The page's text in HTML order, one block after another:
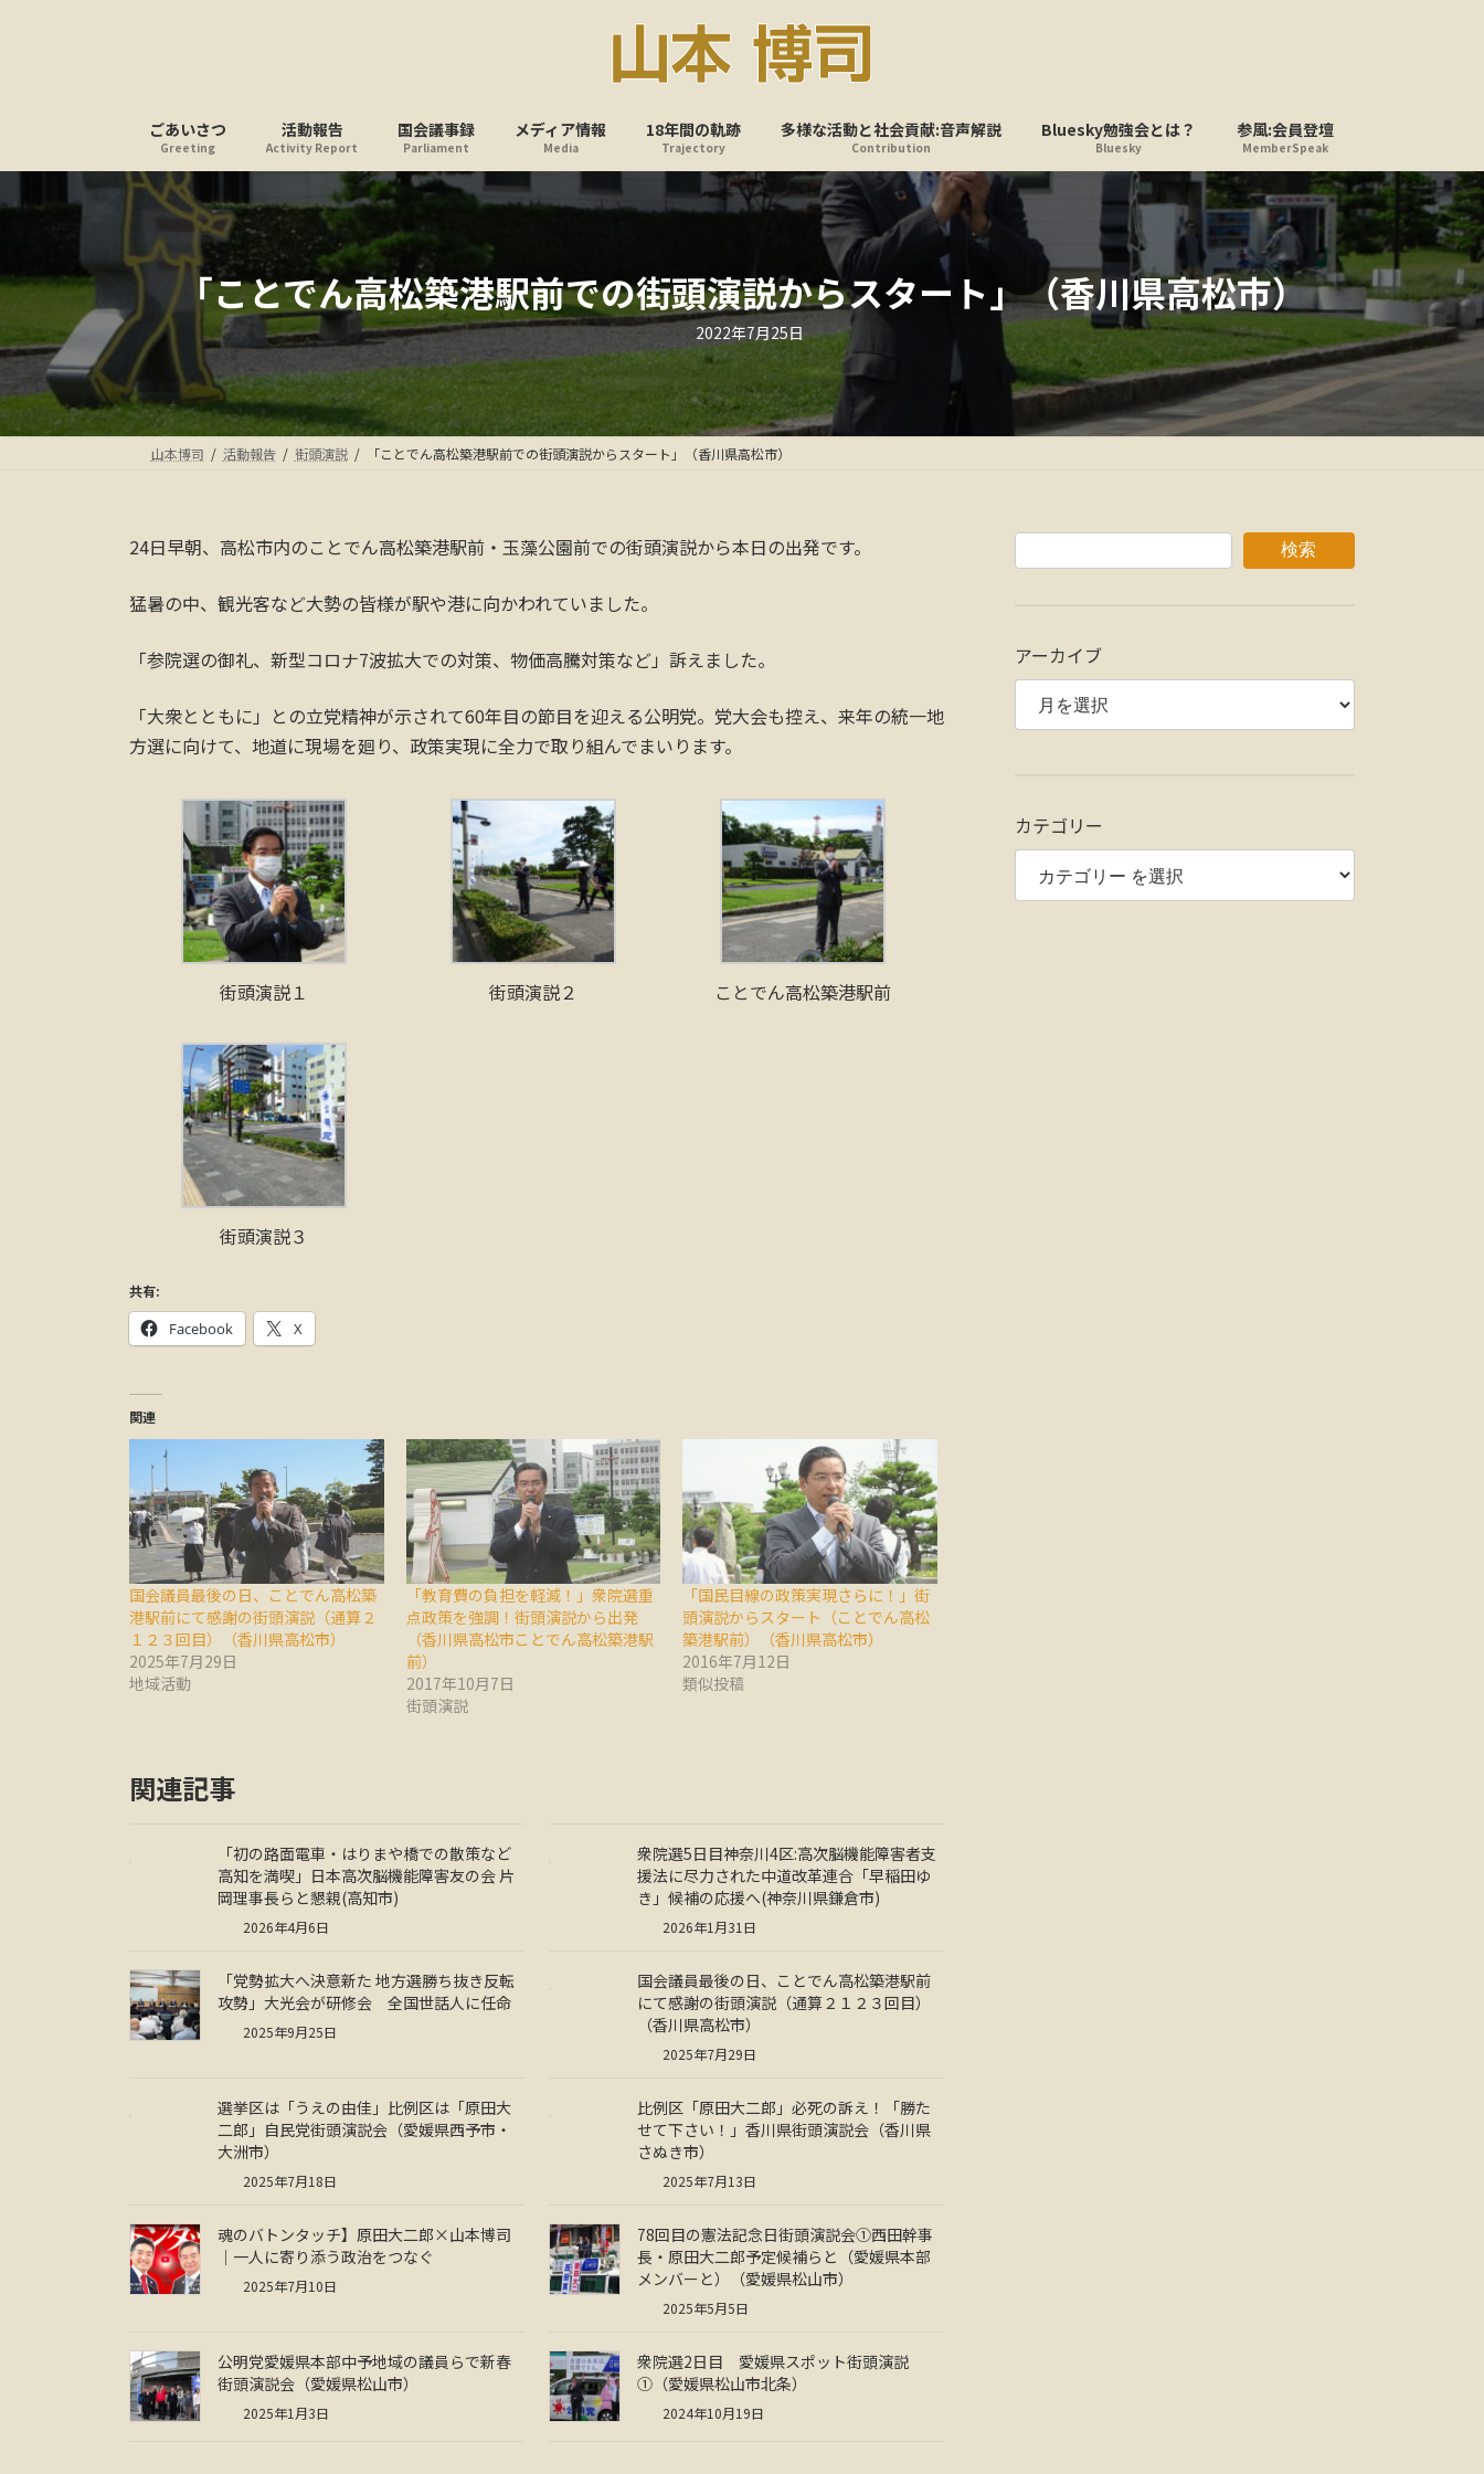
ス
キ
ン
に
ごあいさつ
Greeting
活動報告
Activity Report
国会議事録
Parliament
メディア情報
Media
18年間の軌跡
Trajectory
多様な活動と社会貢献:音声解説
Contribution
Bluesky勉強会とは？
Bluesky
参風:会員登壇
MemberSpeak
「ことでん高松築港駅前での街頭演説からスタート」（香川県高松市）
最
終
更
日
時
2022年7月25日
山本博司 活動報告 街頭演説 「ことでん高松築港駅前での街頭演説からスタート」（香川県高松市）
24日早朝、高松市内のことでん高松築港駅前・玉藻公園前での街頭演説から本日の出発です。
猛暑の中、観光客など大勢の皆様が駅や港に向かわれていました。
「参院選の御礼、新型コロナ7波拡大での対策、物価高騰対策など」訴えました。
「大衆とともに」との立党精神が示されて60年目の節目を迎える公明党。党大会も控え、来年の統一地
方選に向けて、地道に現場を廻り、政策実現に全力で取り組んでまいります。
街頭演説１ 街頭演説２ ことでん高松築港駅前
街頭演説３
共有:
Facebook X
関連
国会議員最後の日、ことでん高松築
港駅前にて感謝の街頭演説（通算２
１２３回目）（香川県高松市）
2025年7月29日
地域活動
「教育費の負担を軽減！」衆院選重
点政策を強調！街頭演説から出発
（香川県高松市ことでん高松築港駅
前）
2017年10月7日
街頭演説
「国民目線の政策実現さらに！」街
頭演説からスタート（ことでん高松
築港駅前）（香川県高松市）
2016年7月12日
類似投稿
関連記事
「初の路面電車・はりまや橋での散策など
高知を満喫」日本高次脳機能障害友の会 片
岡理事長らと懇親(高知市)
2026年4月6日
衆院選5日目神奈川4区:高次脳機能障害者支
援法に尽力された中道改革連合「早稲田ゆ
き」候補の応援へ(神奈川県鎌倉市)
2026年1月31日
「党勢拡大へ決意新た 地方選勝ち抜き反転
攻勢」大光会が研修会 全国世話人に任命
2025年9月25日
国会議員最後の日、ことでん高松築港駅前
にて感謝の街頭演説（通算２１２３回目）
（香川県高松市）
2025年7月29日
選挙区は「うえの由佳」比例区は「原田大
二郎」自民党街頭演説会（愛媛県西予市・
大洲市）
2025年7月18日
比例区「原田大二郎」必死の訴え！「勝た
せて下さい！」香川県街頭演説会（香川県
さぬき市）
2025年7月13日
魂のバトンタッチ】原田大二郎×山本博司
｜一人に寄り添う政治をつなぐ
2025年7月10日
78回目の憲法記念日街頭演説会①西田幹事
長・原田大二郎予定候補らと（愛媛県本部
メンバーと）（愛媛県松山市）
2025年5月5日
公明党愛媛県本部中予地域の議員らで新春
街頭演説会（愛媛県松山市）
2025年1月3日
衆院選2日目 愛媛県スポット街頭演説
①（愛媛県松山市北条）
2024年10月19日
検索
アーカイブ
カテゴリー